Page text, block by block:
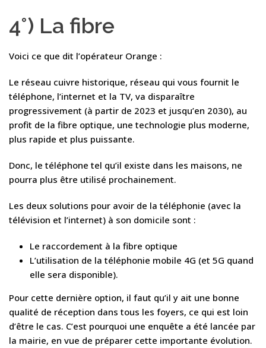
4°) La fibre
Voici ce que dit l’opérateur Orange :
Le réseau cuivre historique, réseau qui vous fournit le
téléphone, l’internet et la TV, va disparaître
progressivement (à partir de 2023 et jusqu’en 2030), au
profit de la fibre optique, une technologie plus moderne,
plus rapide et plus puissante.
Donc, le téléphone tel qu’il existe dans les maisons, ne
pourra plus être utilisé prochainement.
Les deux solutions pour avoir de la téléphonie (avec la
télévision et l’internet) à son domicile sont :
Le raccordement à la fibre optique
L’utilisation de la téléphonie mobile 4G (et 5G quand
elle sera disponible).
Pour cette dernière option, il faut qu’il y ait une bonne
qualité de réception dans tous les foyers, ce qui est loin
d’être le cas. C’est pourquoi une enquête a été lancée par
la mairie, en vue de préparer cette importante évolution.